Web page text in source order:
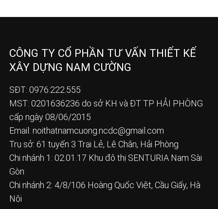
CÔNG TY CỔ PHẦN TƯ VẤN THIẾT KẾ
XÂY DỰNG NAM CƯỜNG
SĐT: 0976.222.555
MST: 0201636236 do sở KH và ĐT TP HẢI PHÒNG
cấp ngày 08/06/2015
Email: noithatnamcuong.ncdc@gmail.com
Trụ sở: 61 tuyến 3 Trại Lẻ, Lê Chân, Hải Phòng
Chi nhánh 1: 02.01.17 Khu đô thị SENTURIA Nam Sài
Gòn
Chi nhánh 2: 4/8/106 Hoàng Quốc Việt, Cầu Giấy, Hà
Nội